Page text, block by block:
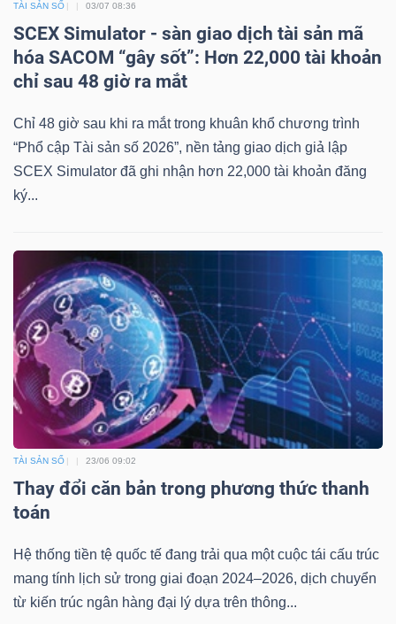
TÀI SẢN SỐ 03/07 08:36
SCEX Simulator - sàn giao dịch tài sản mã
hóa SACOM “gây sốt”: Hơn 22,000 tài khoản
chỉ sau 48 giờ ra mắt
Chỉ 48 giờ sau khi ra mắt trong khuân khổ chương trình
“Phổ cập Tài sản số 2026”, nền tảng giao dịch giả lập
SCEX Simulator đã ghi nhận hơn 22,000 tài khoản đăng
ký...
TÀI SẢN SỐ 23/06 09:02
Thay đổi căn bản trong phương thức thanh
toán
Hệ thống tiền tệ quốc tế đang trải qua một cuộc tái cấu trúc
mang tính lịch sử trong giai đoạn 2024–2026, dịch chuyển
từ kiến trúc ngân hàng đại lý dựa trên thông...